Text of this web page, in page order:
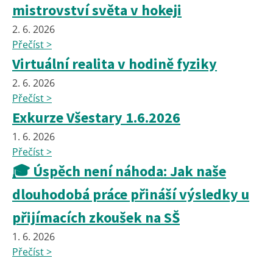
mistrovství světa v hokeji
2. 6. 2026
Přečíst >
Virtuální realita v hodině fyziky
2. 6. 2026
Přečíst >
Exkurze Všestary 1.6.2026
1. 6. 2026
Přečíst >
🎓 Úspěch není náhoda: Jak naše
dlouhodobá práce přináší výsledky u
přijímacích zkoušek na SŠ
1. 6. 2026
Přečíst >